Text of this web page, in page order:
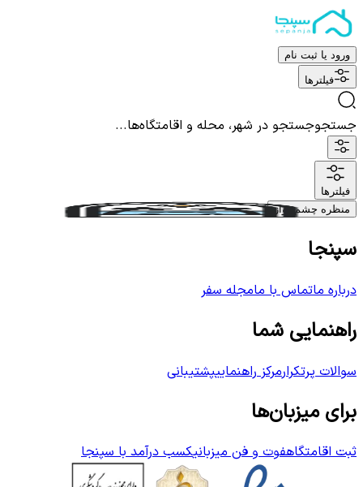
ورود یا ثبت نام
فیلترها
جستجوجستجو در شهر، محله و اقامتگاه‌ها...
فیلترها
منظره چشم نواز
سپنجا
درباره ماتماس با مامجله سفر
راهنمایی شما
سوالات پرتکرارمرکز راهنماییپشتیبانی
برای میزبان‌ها
ثبت اقامتگاهفوت و فن میزبانیکسب درآمد با سپنجا